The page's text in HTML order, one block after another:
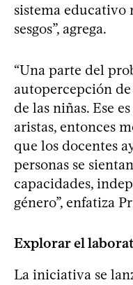
sistema educativo
sesgos”, agrega.
“Una parte del
autopercepción
de las niñas. Ese
aristas, entonces
que los docentes
personas se
capacidades,
género”, enfatiza
Explorar el
La iniciativa se